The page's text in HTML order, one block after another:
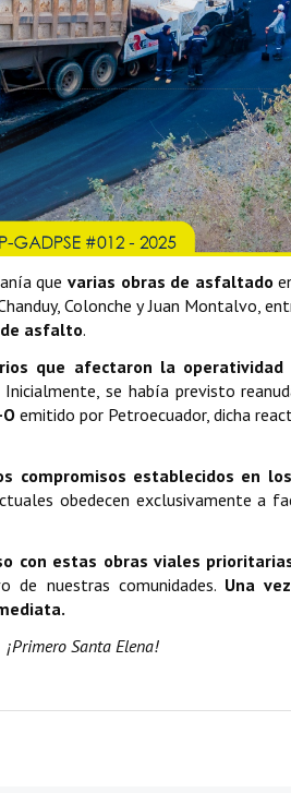
quevarias obras de asfaltado
Colonche y Juan Montalvo,
asfalto.
que afectaron la operatividad
se había previsto
emitido por Petroecuador, dicha
compromisos establecidos en
obedecen exclusivamente a
con estas obras viales
de nuestras comunidades. Una
¡Primero Santa Elena!